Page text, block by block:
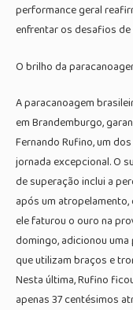
performance geral
enfrentar os desafios de
O brilho da
A paracanoagem
em Brandemburgo,
Fernando Rufino, um
jornada excepcional. O
de superação inclui a
após um atropelamento,
ele faturou o ouro na
domingo, adicionou
que utilizam braços e
Nesta última, Rufino
apenas 37 centésimos